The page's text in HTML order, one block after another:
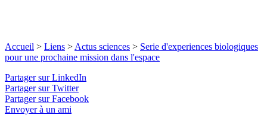
Accueil > Liens > Actus sciences > Serie d'experiences biologiques
pour une prochaine mission dans l'espace
Partager sur LinkedIn
Partager sur Twitter
Partager sur Facebook
Envoyer à un ami